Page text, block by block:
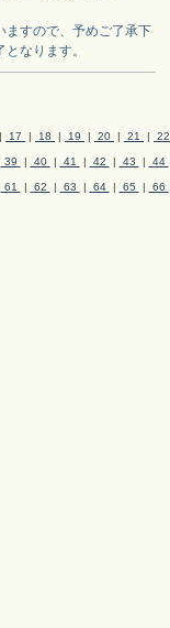
ますので、予めご了承下
なります。
| 17 | 18 | 19 | 20 | 21 | 22
39 | 40 | 41 | 42 | 43 | 44
61 | 62 | 63 | 64 | 65 | 66